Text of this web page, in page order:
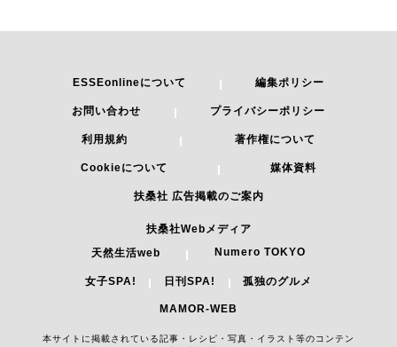
ESSEonlineについて 編集ポリシー
お問い合わせ プライバシーポリシー
著作権について
Cookieについて 媒体資料